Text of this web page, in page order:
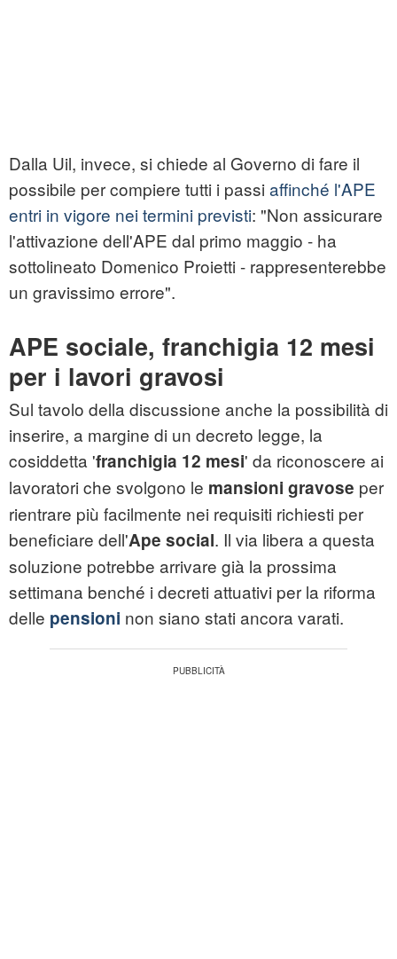
Dalla Uil, invece, si chiede al Governo di fare il
possibile per compiere tutti i passi affinché l'APE
entri in vigore nei termini previsti: "Non assicurare
l'attivazione dell'APE dal primo maggio - ha
sottolineato Domenico Proietti - rappresenterebbe
un gravissimo errore".
APE sociale, franchigia 12 mesi
per i lavori gravosi
Sul tavolo della discussione anche la possibilità di
inserire, a margine di un decreto legge, la
cosiddetta 'franchigia 12 mesi' da riconoscere ai
lavoratori che svolgono le mansioni gravose per
rientrare più facilmente nei requisiti richiesti per
beneficiare dell'Ape social. Il via libera a questa
soluzione potrebbe arrivare già la prossima
settimana benché i decreti attuativi per la riforma
delle pensioni non siano stati ancora varati.